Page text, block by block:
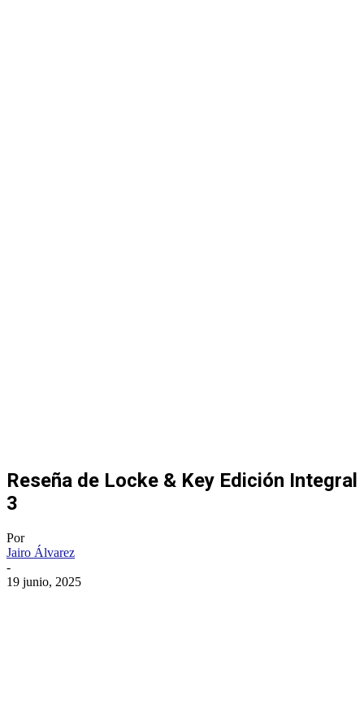
Reseña de Locke & Key Edición Integral
3
Por
Jairo Álvarez
-
19 junio, 2025